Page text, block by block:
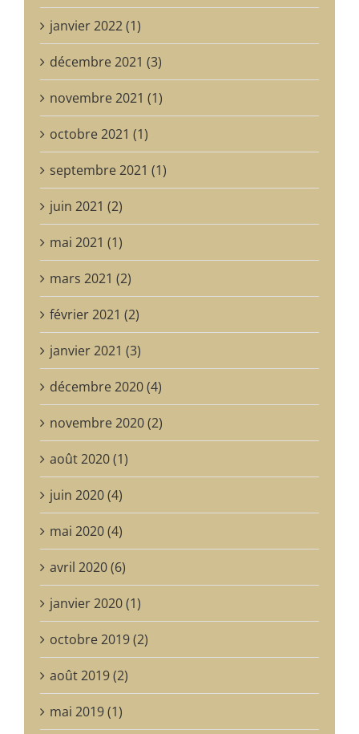
janvier 2022 (1)
décembre 2021 (3)
novembre 2021 (1)
octobre 2021 (1)
septembre 2021 (1)
juin 2021 (2)
mai 2021 (1)
mars 2021 (2)
février 2021 (2)
janvier 2021 (3)
décembre 2020 (4)
novembre 2020 (2)
août 2020 (1)
juin 2020 (4)
mai 2020 (4)
avril 2020 (6)
janvier 2020 (1)
octobre 2019 (2)
août 2019 (2)
mai 2019 (1)